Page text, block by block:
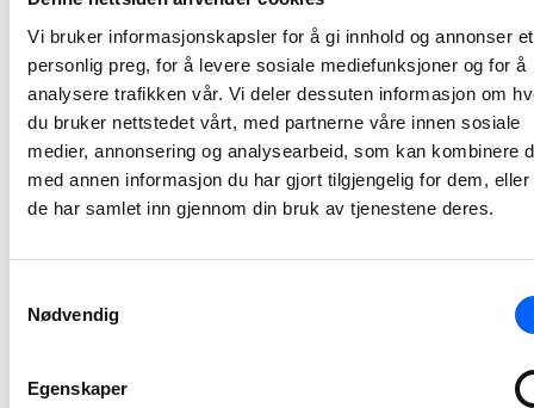
Vi bruker informasjonskapsler for å gi innhold og annonser et
personlig preg, for å levere sosiale mediefunksjoner og for å
analysere trafikken vår. Vi deler dessuten informasjon om
du bruker nettstedet vårt, med partnerne våre innen sosiale
medier, annonsering og analysearbeid, som kan kombinere
med annen informasjon du har gjort tilgjengelig for dem,
de har samlet inn gjennom din bruk av tjenestene deres.
Nødvendig
Egenskaper
2023-12-04 13:01
NCC har
signert fire nye
kontrakter med
Oslo kommune